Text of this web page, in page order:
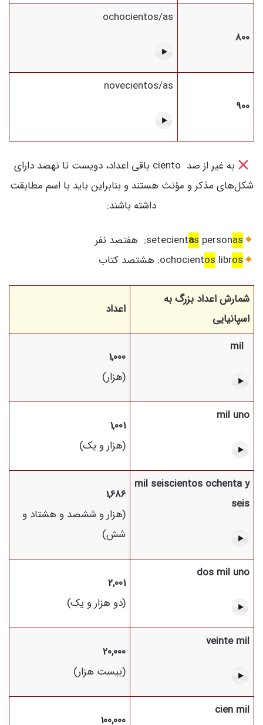
800
ochocientos/as
900
novecientos/as
به غیر از صد ciento باقی اعداد، دویست تا نهصد دارای
شکل‌های مذکر و مؤنث هستند و بنابراین باید با اسم مطابقت
داشته باشند:
setecientas personas
: هفتصد نفر
ochocientos libros : هشتصد کتاب
شمارش اعداد بزرگ به
اسپانیایی
اعداد
1,000
(هزار)
mil uno
1,001
(هزار و یک)
mil seiscientos ochenta y
seis
1,686
(هزار و ششصد و هشتاد و
شش)
dos mil uno
2,001
(دو هزار و یک)
veinte mil
20,000
(بیست هزار)
cien mil
100,000